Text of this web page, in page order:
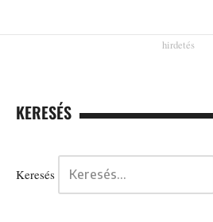
KERESÉS
Keresés